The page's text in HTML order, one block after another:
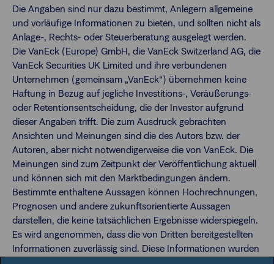
Die Angaben sind nur dazu bestimmt, Anlegern allgemeine
und vorläufige Informationen zu bieten, und sollten nicht als
Anlage-, Rechts- oder Steuerberatung ausgelegt werden.
Die VanEck (Europe) GmbH, die VanEck Switzerland AG, die
VanEck Securities UK Limited und ihre verbundenen
Unternehmen (gemeinsam „VanEck“) übernehmen keine
Haftung in Bezug auf jegliche Investitions-, Veräußerungs-
oder Retentionsentscheidung, die der Investor aufgrund
dieser Angaben trifft. Die zum Ausdruck gebrachten
Ansichten und Meinungen sind die des Autors bzw. der
Autoren, aber nicht notwendigerweise die von VanEck. Die
Meinungen sind zum Zeitpunkt der Veröffentlichung aktuell
und können sich mit den Marktbedingungen ändern.
Bestimmte enthaltene Aussagen können Hochrechnungen,
Prognosen und andere zukunftsorientierte Aussagen
darstellen, die keine tatsächlichen Ergebnisse widerspiegeln.
Es wird angenommen, dass die von Dritten bereitgestellten
Informationen zuverlässig sind. Diese Informationen wurden